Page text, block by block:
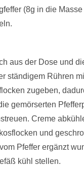
(8g in die
aus der Dose und
ständigem Rühren
zugeben,
gemörserten
Creme
und
Pfeffer ergänzt
kühl stellen.